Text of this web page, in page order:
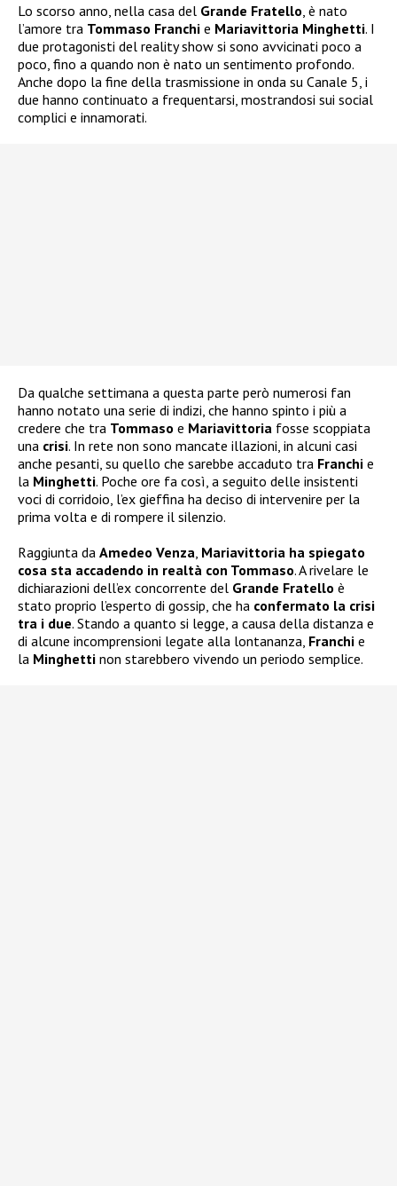
Lo scorso anno, nella casa del Grande Fratello , è nato
l’amore tra Tommaso Franchi e Mariavittoria Minghetti. I
due protagonisti del reality show si sono avvicinati poco a
poco, fino a quando non è nato un sentimento profondo.
Anche dopo la fine della trasmissione in onda su Canale 5, i
due hanno continuato a frequentarsi, mostrandosi sui social
complici e innamorati.
Da qualche settimana a questa parte però numerosi fan
hanno notato una serie di indizi, che hanno spinto i più a
credere che tra Tommaso e Mariavittoria fosse scoppiata
una crisi. In rete non sono mancate illazioni, in alcuni casi
anche pesanti, su quello che sarebbe accaduto tra Franchi e
la Minghetti. Poche ore fa così, a seguito delle insistenti
voci di corridoio, l’ex gieffina ha deciso di intervenire per la
prima volta e di rompere il silenzio.
Raggiunta da Amedeo Venza Mariavittoria ha spiegato
cosa sta accadendo in realtà con Tommaso. A rivelare le
dichiarazioni dell’ex concorrente del Grande Fratello è
stato proprio l’esperto di gossip, che ha confermato la crisi
tra i due. Stando a quanto si legge, a causa della distanza e
di alcune incomprensioni legate alla lontananza, Franchi e
la Minghetti non starebbero vivendo un periodo semplice.